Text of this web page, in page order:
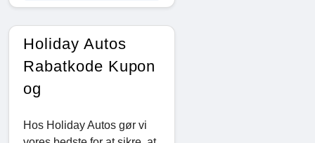
Holiday Autos
Rabatkode Kupon
og
Hos Holiday Autos gør vi